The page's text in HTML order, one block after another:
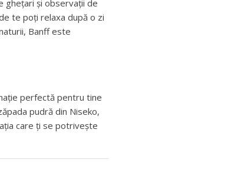
ghețari și observații de
te poți relaxa după o zi
Banff este
perfectă pentru tine
pudră din Niseko,
care ți se potrivește